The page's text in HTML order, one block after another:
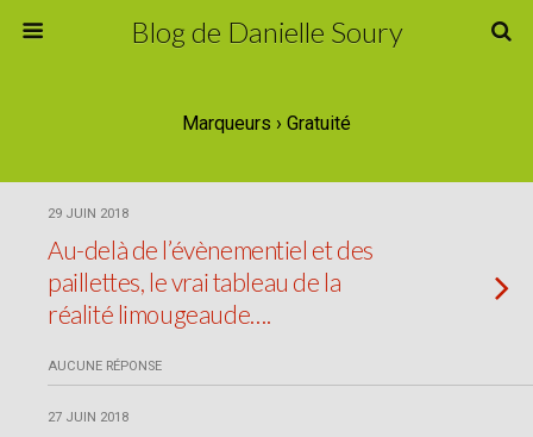
Blog de Danielle Soury
Marqueurs › Gratuité
29 JUIN 2018
Au-delà de l’évènementiel et des
paillettes, le vrai tableau de la
réalité limougeaude….
AUCUNE RÉPONSE
27 JUIN 2018